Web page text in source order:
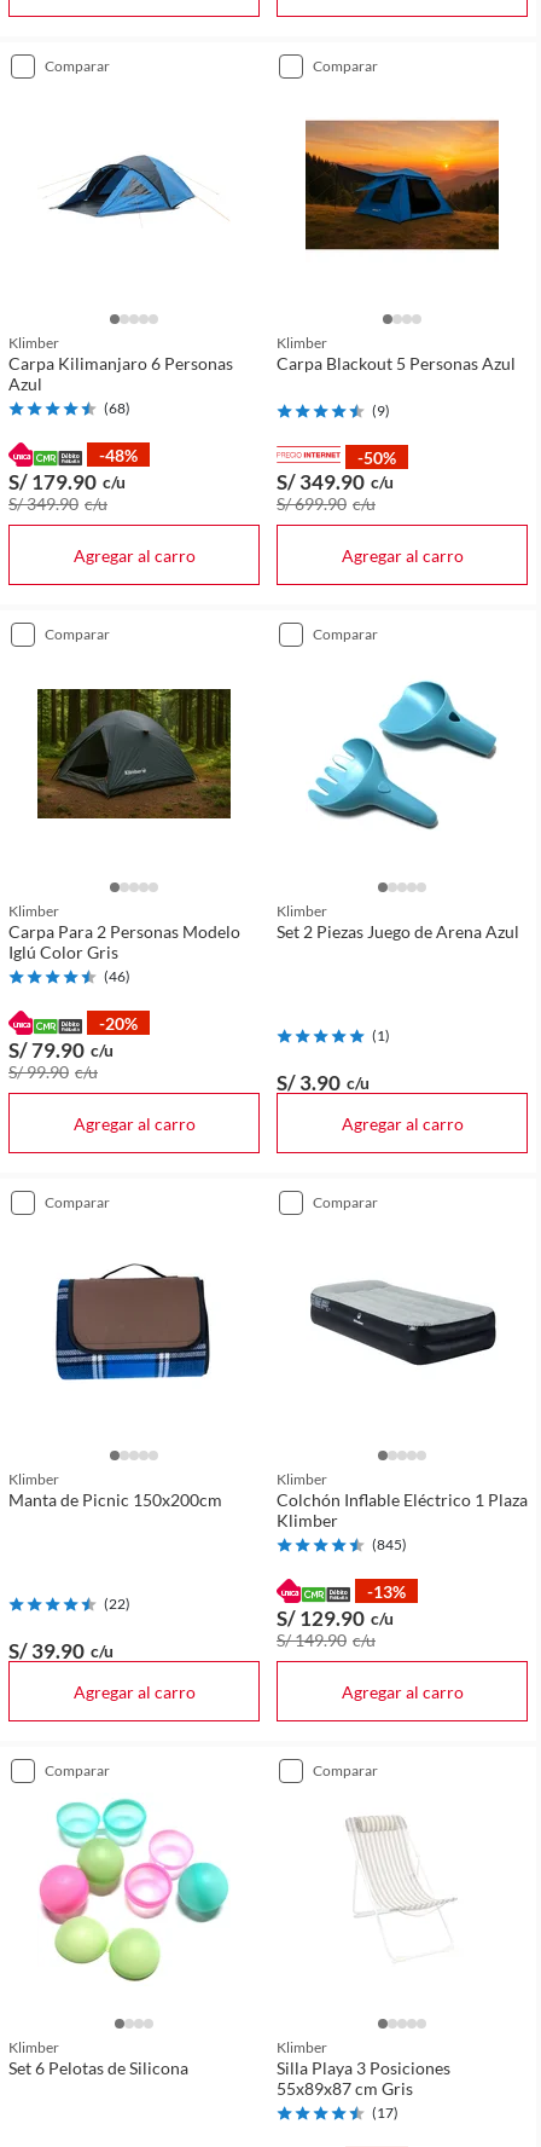
comparar
Klimber
Carpa Kilimanjaro 6 Personas
Azul
(68)
-48%
S/ 179.90 c/u
S/ 349.90 c/u
Agregar al carro
comparar
Klimber
Carpa Blackout 5 Personas Azul
(9)
-50%
S/ 349.90 c/u
S/ 699.90 c/u
Agregar al carro
comparar
Klimber
Carpa Para 2 Personas Modelo
Iglú Color Gris
(46)
-20%
S/ 79.90 c/u
S/ 99.90 c/u
Agregar al carro
comparar
Klimber
Set 2 Piezas Juego de Arena Azul
(1)
S/ 3.90 c/u
Agregar al carro
comparar
Klimber
Manta de Picnic 150x200cm
(22)
S/ 39.90 c/u
Agregar al carro
comparar
Klimber
Colchón Inflable Eléctrico 1 Plaza
Klimber
(845)
-13%
S/ 129.90 c/u
S/ 149.90 c/u
Agregar al carro
comparar
Klimber
Set 6 Pelotas de Silicona
comparar
Klimber
Silla Playa 3 Posiciones
55x89x87 cm Gris
(17)